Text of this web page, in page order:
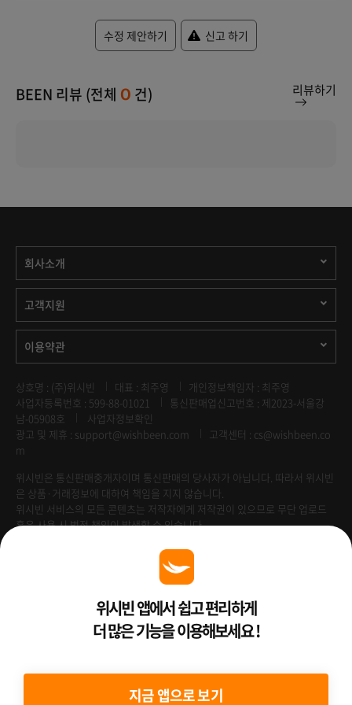
수정 제안하기 신고 하기
BEEN 리뷰 (전체 0 건) 리뷰하기
회사소개
고객지원
이용약관
상호명 : (주)위시빈 대표 : 최주영
개인정보책임자 : 최주영
사업자등록번호 : 599-88-01021
통신판매업신고번호 : 제2023-서울강
남-05908호
사업자정보확인
광고 및 제휴 : support@wishbeen.com
고객센터 : cs@wishbeen.co
m
위시빈은 통신판매중개자이며 통신판매의 당사자가 아닙니다. 따라서 위시빈
은 상품·거래정보에 대하여 책임을 지지 않습니다.
위시빈 서비스의 모든 콘텐츠는 저작자에게 저작권이 있으므로 무단 업로드
혹은 사용 시 법적 책임이 발생할 수 있습니다.
Venture Enterprise위시빈 앱에서 쉽고 편리하게
더 많은 기능을 이용해보세요 !
지금 앱으로 보기